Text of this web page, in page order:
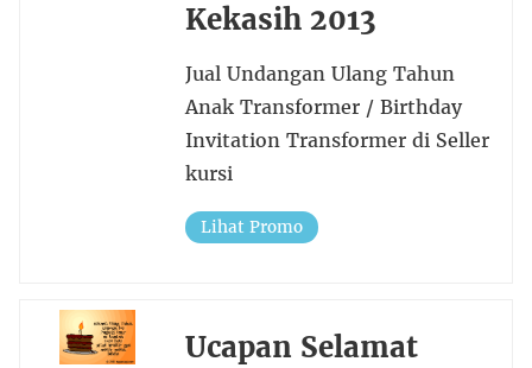
Kekasih 2013
Jual Undangan Ulang Tahun
Anak Transformer / Birthday
Invitation Transformer di Seller
kursi
Lihat Promo
Ucapan Selamat